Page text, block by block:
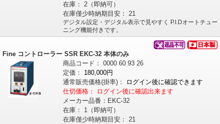
在庫： 2（即納可）
在庫僅少時納期目安： 21
デジタル設定・デジタル表示で見やすく P.I.Dオートチュー
ニング機能付きです。
Fine コントローラー SSR EKC-32 本体のみ
商品コード： 0000 60 93 26
定価：
180,000円
通常販売価格(掛率)：
ログイン後に確認できます
仕切価格：
ログイン後に確認出来ます
メーカー品番： EKC-32
在庫：
1（即納可）
在庫僅少時納期目安： 21